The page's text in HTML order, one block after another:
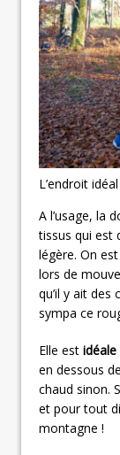
L’endroit
A l’usage, la
tissus qui est
légère. On
lors de
qu’il y ait des
sympa ce
Elle est
en dessous
chaud sinon.
et pour tout
montagne !